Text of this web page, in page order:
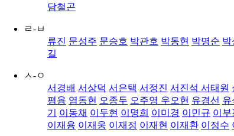
담철곤
ㄹ-ㅂ
류진 문성주 문승호 박관호 박동현 박명순 박
길
ㅅ-ㅇ
서경배 서상덕 서은택 서정진 서진석 서태원
평용 염동현 오종두 오주영 우오현 유경선 유
기
이동채 이두현 이명희 이미경 이민규 이부
이재용 이재웅 이재정 이재현 이재환 이정수